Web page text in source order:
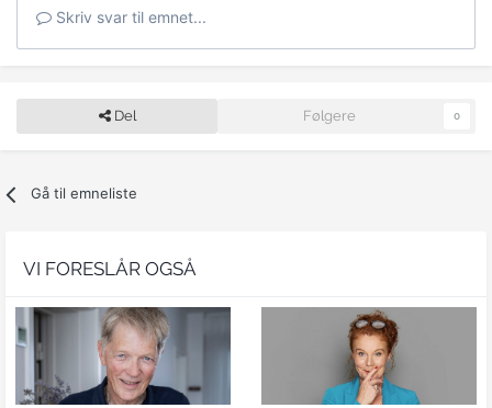
Skriv svar til emnet...
Del Følgere 0
Gå til emneliste
VI FORESLÅR OGSÅ